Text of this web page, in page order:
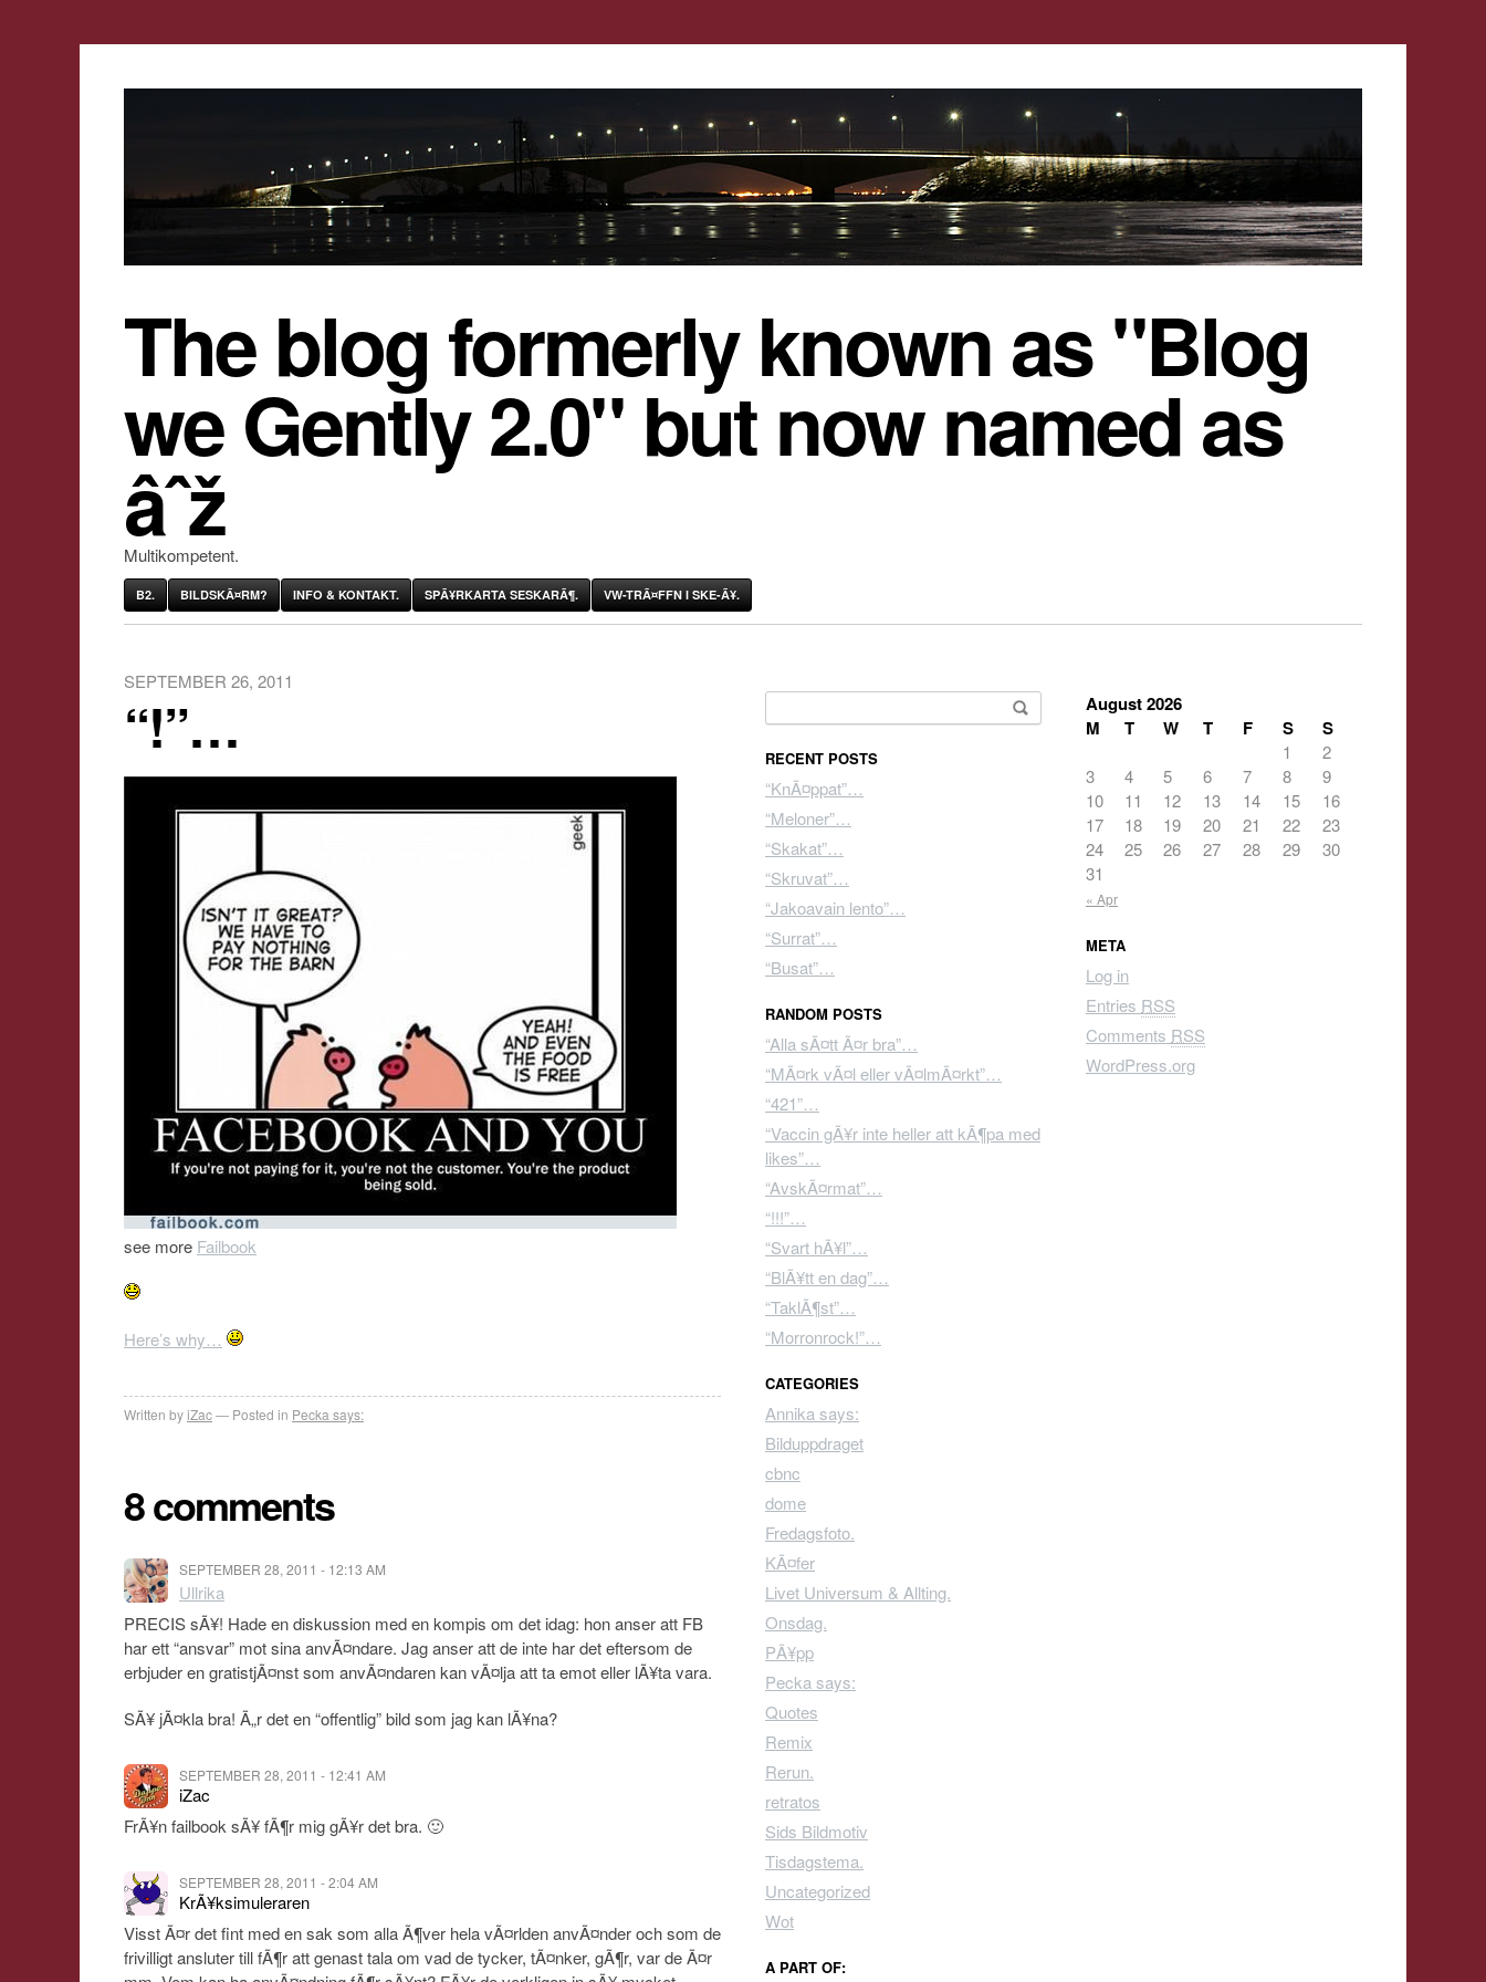
The blog formerly known as "Blog
we Gently 2.0" but now named as
âˆž
Multikompetent.
B2. BILDSKÃ¤RM? INFO & KONTAKT. SPÃ¥RKARTA SESKARÃ¶. VW-TRÃ¤FFN I SKE-Ã¥.
SEPTEMBER 26, 2011
“!”…
see more Failbook
Here’s why…
Written byiZac Posted in Pecka says:
8 comments
SEPTEMBER 28, 2011 - 12:13 AM
Ullrika
PRECIS sÃ¥! Hade en diskussion med en kompis om det idag: hon anser att FB
har ett “ansvar” mot sina anvÃ¤ndare. Jag anser att de inte har det eftersom de
erbjuder en gratistjÃ¤nst som anvÃ¤ndaren kan vÃ¤lja att ta emot eller lÃ¥ta vara.
SÃ¥ jÃ¤kla bra! Ã„r det en “offentlig” bild som jag kan lÃ¥na?
SEPTEMBER 28, 2011 - 12:41 AM
iZac
FrÃ¥n failbook sÃ¥ fÃ¶r mig gÃ¥r det bra. 🙂
SEPTEMBER 28, 2011 - 2:04 AM
KrÃ¥ksimuleraren
Visst Ã¤r det fint med en sak som alla Ã¶ver hela vÃ¤rlden anvÃ¤nder och som de
frivilligt ansluter till fÃ¶r att genast tala om vad de tycker, tÃ¤nker, gÃ¶r, var de Ã¤r
RECENT POSTS
“KnÃ¤ppat”…
“Meloner”…
“Skakat”…
“Skruvat”…
“Jakoavain lento”…
“Surrat”…
“Busat”…
RANDOM POSTS
“Alla sÃ¤tt Ã¤r bra”…
“MÃ¤rk vÃ¤l eller vÃ¤lmÃ¤rkt”…
“421”…
“Vaccin gÃ¥r inte heller att kÃ¶pa med
likes”…
“AvskÃ¤rmat”…
“!!!”…
“Svart hÃ¥l”…
“BlÃ¥tt en dag”…
“TaklÃ¶st”…
“Morronrock!”…
CATEGORIES
Annika says:
Bilduppdraget
cbnc
dome
Fredagsfoto.
KÃ¤fer
Livet Universum & Allting.
Onsdag.
PÃ¥pp
Pecka says:
Quotes
Remix
Rerun.
retratos
Sids Bildmotiv
Tisdagstema.
Uncategorized
Wot
A PART OF:
August 2026
M
T W T F S S
« Apr
1
2
3
4 5 6 7 8
9
10
11 12 13 14 15
16
17
18 19 20 21 22
23
24
25 26 27 28 29
30
31
META
Log in
Entries RSS
Comments RSS
WordPress.org